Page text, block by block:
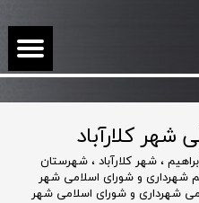
شهر کلارآباد
، شهر کلارآباد ، شهرستان
شهرداری و شورای اسلامی شهر
شهرداری و شورای اسلامی شهر